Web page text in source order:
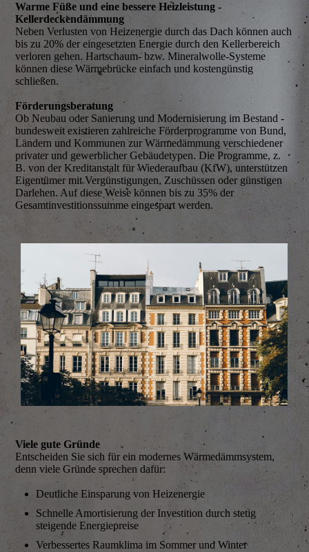
Warme Füße und eine bessere Heizleistung -
Kellerdeckendämmung
Neben Verlusten von Heizenergie durch das Dach können auch
bis zu 20% der eingesetzten Energie durch den Kellerbereich
verloren gehen. Hartschaum- bzw. Mineralwolle-Systeme
können diese Wärmebrücke einfach und kostengünstig
schließen.
Förderungsberatung
Ob Neubau oder Sanierung und Modernisierung im Bestand -
bundesweit existieren zahlreiche Förderprogramme von Bund,
Ländern und Kommunen zur Wärmedämmung verschiedener
privater und gewerblicher Gebäudetypen. Die Programme, z.
B. von der Kreditanstalt für Wiederaufbau (KfW), unterstützen
Eigentümer mit Vergünstigungen, Zuschüssen oder günstigen
Darlehen. Auf diese Weise können bis zu 35% der
Gesamtinvestitionssumme eingespart werden.
Viele gute Gründe
Entscheiden Sie sich für ein modernes Wärmedämmsystem,
denn viele Gründe sprechen dafür:
Deutliche Einsparung von Heizenergie
Schnelle Amortisierung der Investition durch stetig
steigende Energiepreise
Verbessertes Raumklima im Sommer und Winter